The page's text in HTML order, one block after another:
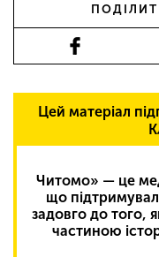
Цей матеріал
Читомо» — це
що
задовго до того,
частиною